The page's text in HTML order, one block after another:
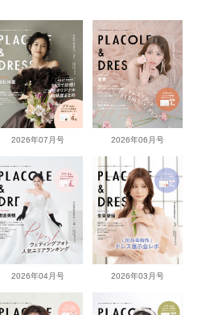
2026年07月号 2026年06月号
2026年04月号 2026年03月号